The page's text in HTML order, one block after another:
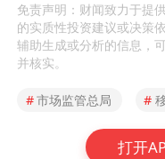
免责声明：财闻致力于提
的实质性投资建议或决策
辅助生成或分析的信息，
并核实。
#市场监管总局 #
打开